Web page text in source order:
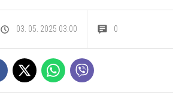
03. 05. 2025 03.00 0